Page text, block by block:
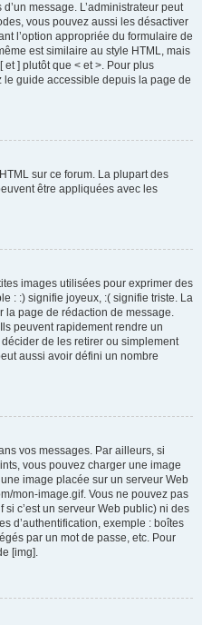
message. L’administrateur peut
vous pouvez aussi les désactiver
l’option appropriée du formulaire de
est similaire au style HTML, mais
et ] plutôt que < et >. Pour plus
le guide accessible depuis la page de
sur ce forum. La plupart des
être appliquées avec les
images utilisées pour exprimer des
: :) signifie joyeux, :( signifie triste. La
la page de rédaction de message.
peuvent rapidement rendre un
de les retirer ou simplement
aussi avoir défini un nombre
vos messages. Par ailleurs, si
vous pouvez charger une image
image placée sur un serveur Web
mon-image.gif. Vous ne pouvez pas
c’est un serveur Web public) ni des
d’authentification, exemple : boîtes
par un mot de passe, etc. Pour
[img].